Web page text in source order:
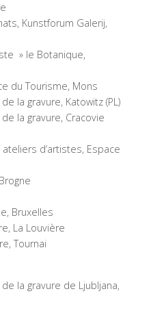
Kunstforum Galerij,
» le Botanique,
du Tourisme, Mons
la gravure, Katowitz (PL)
la gravure, Cracovie
d’artistes, Espace
Bruxelles
La Louvière
Tournai
la gravure de Ljubljana,